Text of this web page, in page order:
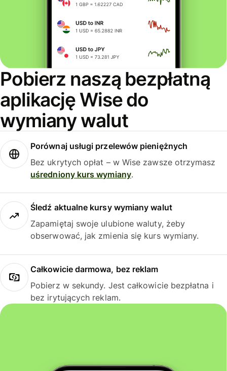
Pobierz naszą bezpłatną
aplikację Wise do
wymiany walut
Porównaj usługi przelewów pieniężnych
Bez ukrytych opłat – w Wise zawsze otrzymasz
uśredniony kurs wymiany.
Śledź aktualne kursy wymiany walut
Zapamiętaj swoje ulubione waluty, żeby
obserwować, jak zmienia się kurs wymiany.
Całkowicie darmowa, bez reklam
Pobierz w sekundy. Jest całkowicie bezpłatna i
bez irytujących reklam.